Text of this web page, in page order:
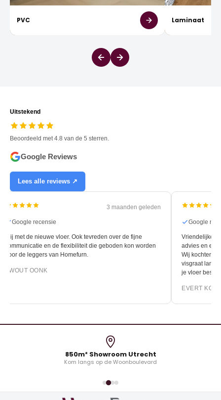
PVC Laminaat
Uitstekend
Beoordeeld met 4.8 van de 5 sterren.
Google Reviews
Lees alle reviews ↗
3 maanden geleden
Google recensie
Blij met de nieuwe vloer. Ook tevreden over de fijne
communicatie en de flexibiliteit die geboden kon worden
door de leggers van Homefurn.
EWOUT OONK
Google
Vriendelijke
advies en
Wij kochten
visgraat
je vloer
EVERT KOK
850m² Showroom Utrecht
Kom langs op de Woonboulevard